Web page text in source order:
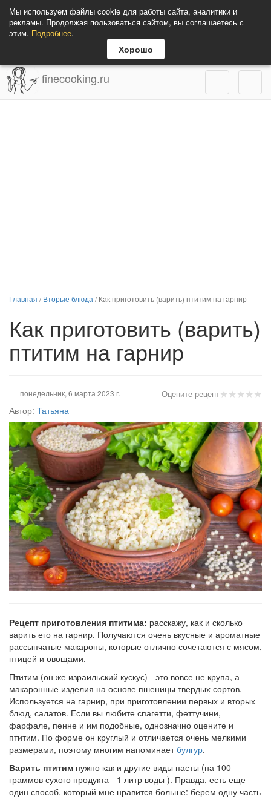
Мы используем файлы cookie для работы сайта, аналитики и
рекламы. Продолжая пользоваться сайтом, вы соглашаетесь с
этим. Подробнее.
Хорошо
finecooking.ru
Главная /Вторые блюда /Как приготовить (варить) птитим на гарнир
Как приготовить (варить)
птитим на гарнир
★★★★★
Оцените рецепт
понедельник, 6 марта 2023 г.
Автор: Татьяна
Рецепт приготовления птитима: расскажу, как и сколько
варить его на гарнир. Получаются очень вкусные и ароматные
рассыпчатые макароны, которые отлично сочетаются с мясом,
птицей и овощами.
Птитим (он же израильский кускус) - это вовсе не крупа, а
макаронные изделия на основе пшеницы твердых сортов.
Используется на гарнир, при приготовлении первых и вторых
блюд, салатов. Если вы любите спагетти, феттучини,
фарфале, пенне и им подобные, однозначно оцените и
птитим. По форме он круглый и отличается очень мелкими
размерами, поэтому многим напоминаетбулгур.
Варить птитим нужно как и другие виды пасты (на 100
граммов сухого продукта - 1 литр воды ). Правда, есть еще
один способ, который мне нравится больше: берем одну часть